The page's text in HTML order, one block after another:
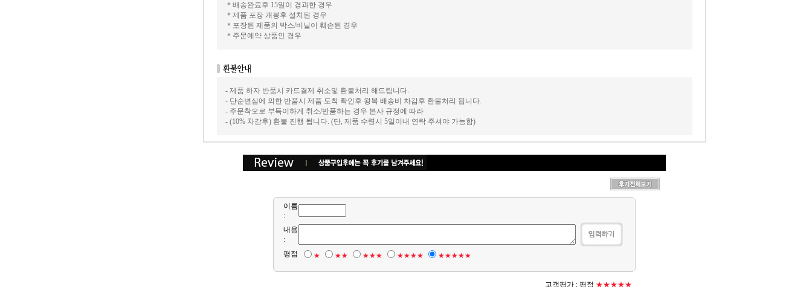
＊배송완료후 15일이 경과한 경우
＊제품 포장 개봉후 설치된 경우
＊포장된 제품의 박스/비닐이 훼손된 경우
＊주문예약 상품인 경우
- 제품 하자 반품시 카드결제 취소및 환불처리 해드립니다.
- 단순변심에 의한 반품시 제품 도착 확인후 왕복 배송비 차감후 환불처리 됩니다.
- 주문착오로 부득이하게 취소/반품하는 경우 본사 규정에 따라
- (10% 차감후) 환불 진행 됩니다. (단, 제품 수령시 5일이내 연락 주셔야 가능함)
이름
:
내용
:
평점
★ ★★ ★★★ ★★★★ ★★★★★
고객평가 : 평점 ★★★★★